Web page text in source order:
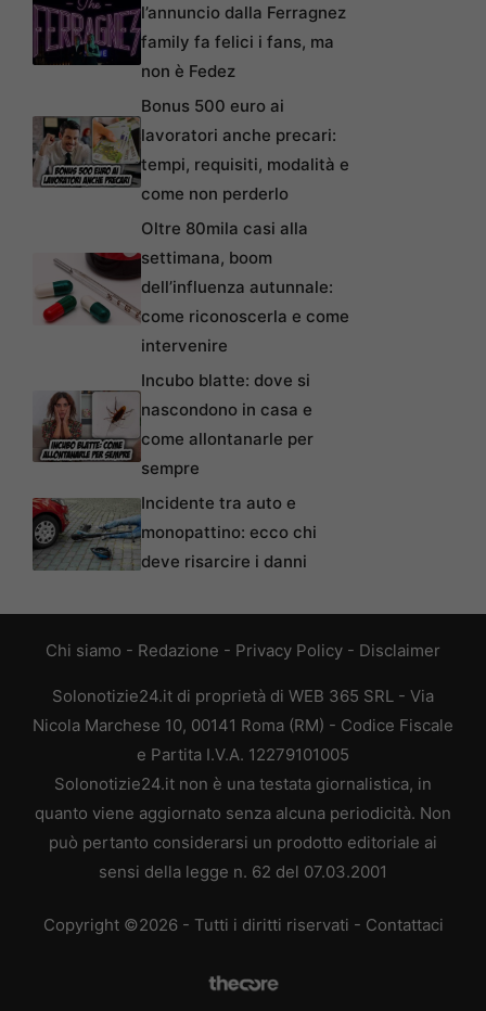
l’annuncio dalla Ferragnez
family fa felici i fans, ma
non è Fedez
Bonus 500 euro ai
lavoratori anche precari:
tempi, requisiti, modalità e
come non perderlo
Oltre 80mila casi alla
settimana, boom
dell’influenza autunnale:
come riconoscerla e come
intervenire
Incubo blatte: dove si
nascondono in casa e
come allontanarle per
sempre
Incidente tra auto e
monopattino: ecco chi
deve risarcire i danni
Chi siamo - Redazione - Privacy Policy - Disclaimer
Solonotizie24.it di proprietà di WEB 365 SRL - Via
Nicola Marchese 10, 00141 Roma (RM) - Codice Fiscale
e Partita I.V.A. 12279101005
Solonotizie24.it non è una testata giornalistica, in
quanto viene aggiornato senza alcuna periodicità. Non
può pertanto considerarsi un prodotto editoriale ai
sensi della legge n. 62 del 07.03.2001
Copyright ©2026 - Tutti i diritti riservati - Contattaci